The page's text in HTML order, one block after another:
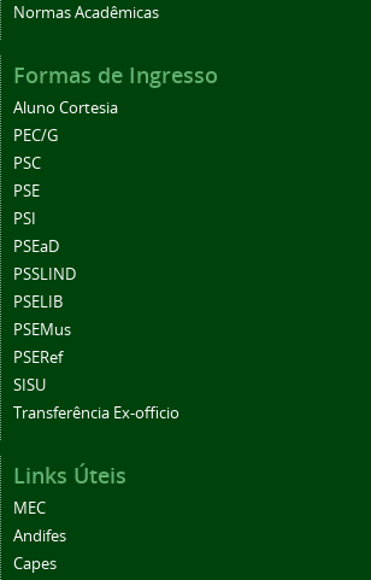
Normas Acadêmicas
Formas de Ingresso
Aluno Cortesia
PEC/G
PSC
PSE
PSI
PSEaD
PSSLIND
PSELIB
PSEMus
PSERef
SISU
Transferência Ex-officio
Links Úteis
MEC
Andifes
Capes